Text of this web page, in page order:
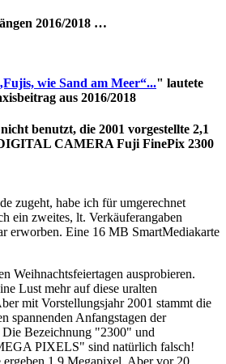
2016/2018 …
wie Sand am Meer“..." lautete
aus 2016/2018
benutzt, die 2001 vorgestellte 2,1
CAMERA Fuji FinePix 2300
zugeht, habe ich für umgerechnet
ein zweites, lt. Verkäuferangaben
erworben. Eine 16 MB SmartMediakarte
Weihnachtsfeiertagen ausprobieren.
Lust mehr auf diese uralten
mit Vorstellungsjahr 2001 stammt die
spannenden Anfangstagen der
Bezeichnung "2300" und
PIXELS" sind natürlich falsch!